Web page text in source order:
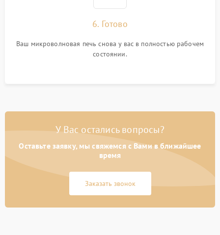
6. Готово
Ваш микроволновая печь снова у вас в полностью рабочем
состоянии.
У Вас остались вопросы?
Оставьте заявку, мы свяжемся с Вами в ближайшее
время
Заказать звонок